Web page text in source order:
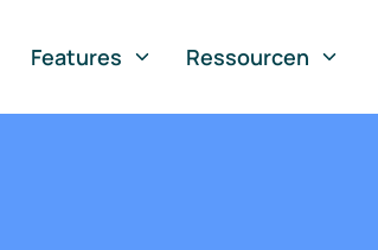
Features Ressourcen